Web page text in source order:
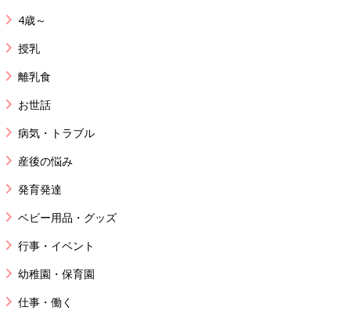
4歳～
授乳
離乳食
お世話
病気・トラブル
産後の悩み
発育発達
ベビー用品・グッズ
行事・イベント
幼稚園・保育園
仕事・働く